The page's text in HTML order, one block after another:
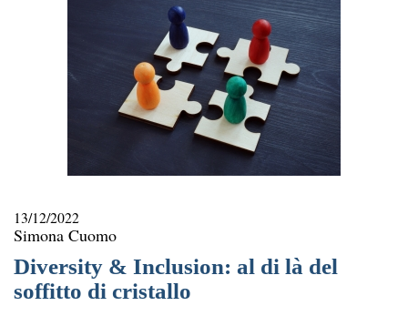
13/12/2022
Simona Cuomo
Diversity & Inclusion: al di là del
soffitto di cristallo